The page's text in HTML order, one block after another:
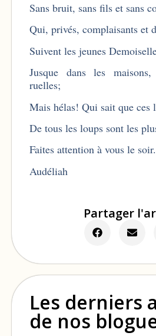
Sans bruit, sans fils et sans
Qui, privés, complaisants et
Suivent les jeunes
Jusque dans les
ruelles;
Mais hélas! Qui sait que ces
De tous les loups sont les
Faites attention à vous le soir.
Audéliah
Partager
Les derniers
de nos